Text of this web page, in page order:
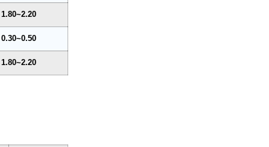
1.80~2.20
0.30~0.50
1.80~2.20